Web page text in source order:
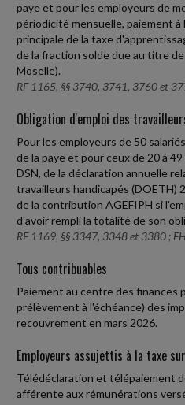
paye et pour les employeurs de
périodicité mensuelle, paiement à
principale de la taxe
de la fraction solde due au titre
Moselle).
RF 1165, §§ 3740, 3741, 3760 et
Obligation d'emploi des
Pour les employeurs de 50
de la paye et pour ceux de 20 à
DSN, de la déclaration annuelle
travailleurs handicapés (DOETH)
de la contribution AGEFIPH si
d'avoir rempli la totalité de son
RF 1169, §§ 3347, 3348 et 3380 ;
Tous contribuables
Paiement au centre des finances
prélèvement à l'échéance) des
recouvrement en mars 2026.
Employeurs assujettis à la taxe
Télédéclaration et télépaiement
afférente aux rémunérations